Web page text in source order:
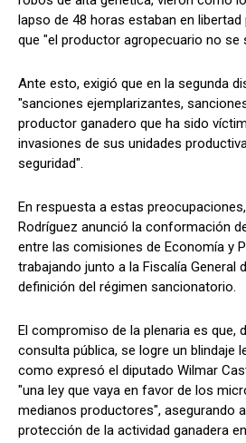
lapso de 48 horas estaban en libertad
que "el productor agropecuario no se
Ante esto, exigió que en la segunda
"sanciones ejemplarizantes,
productor ganadero que ha sido
invasiones de sus unidades
seguridad".
En respuesta a estas
Rodríguez anunció la conformación
entre las comisiones de Economía y
trabajando junto a la Fiscalía General
definición del régimen sancionatorio.
El compromiso de la plenaria es que,
consulta pública, se logre un blindaje
como expresó el diputado Wilmar
"una ley que vaya en favor de los
medianos productores", asegurando
protección de la actividad ganadera